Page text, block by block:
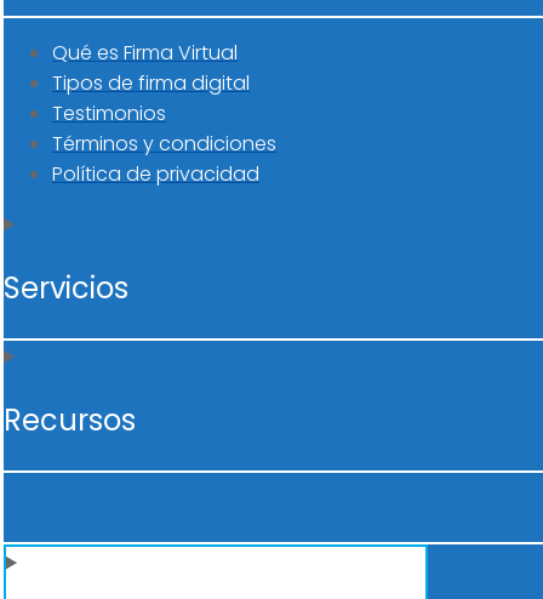
Qué es Firma Virtual
Tipos de firma digital
Testimonios
Términos y condiciones
Política de privacidad
Servicios
Recursos